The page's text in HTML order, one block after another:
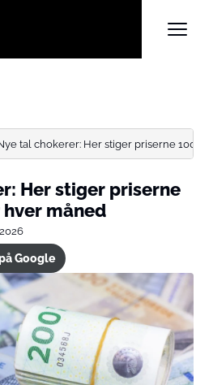
tal chokerer: Her stiger priserne
Her stiger priserne
måned
Google